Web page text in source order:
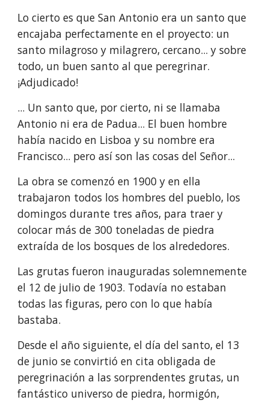
Lo cierto es que San Antonio era un santo que
encajaba perfectamente en el proyecto: un
santo milagroso y milagrero, cercano... y sobre
todo, un buen santo al que peregrinar.
¡Adjudicado!
... Un santo que, por cierto, ni se llamaba
Antonio ni era de Padua... El buen hombre
había nacido en Lisboa y su nombre era
Francisco... pero así son las cosas del Señor...
La obra se comenzó en 1900 y en ella
trabajaron todos los hombres del pueblo, los
domingos durante tres años, para traer y
colocar más de 300 toneladas de piedra
extraída de los bosques de los alrededores.
Las grutas fueron inauguradas solemnemente
el 12 de julio de 1903. Todavía no estaban
todas las figuras, pero con lo que había
bastaba.
Desde el año siguiente, el día del santo, el 13
de junio se convirtió en cita obligada de
peregrinación a las sorprendentes grutas, un
fantástico universo de piedra, hormigón,